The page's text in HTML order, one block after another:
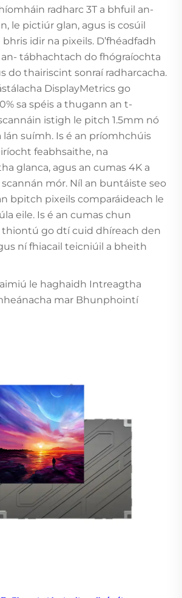
radharc 3T a bhfuil an-
le pictiúr glan, agus is cosúil
idir na pixeils. D’fhéadfadh
tábhachtach do fhógraíochta
do thairiscint sonraí radharcacha.
DisplayMetrics go
sa spéis a thugann an t-
istigh le pitch 1.5mm nó
lán suímh. Is é an príomhchúis
feabhsaithe, na
glanca, agus an cumas 4K a
scannán mór. Níl an buntáiste seo
bpitch pixeils comparáideach le
eile. Is é an cumas chun
thiontú go dtí cuid dhíreach den
ní fhiacail teicniúil a bheith
le haghaidh Intreagtha
mar Bhunphointí